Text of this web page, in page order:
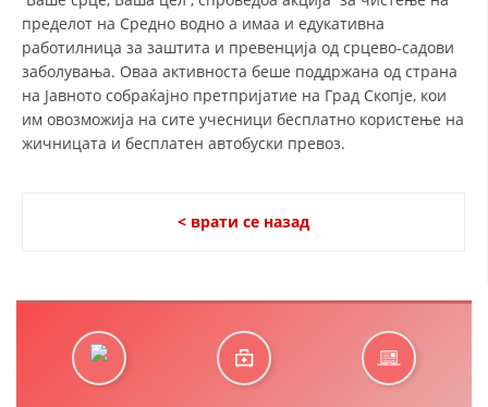
пределот на Средно водно а имаа и едукативна
работилница за заштита и превенција од срцево-садови
заболувања. Оваа активноста беше поддржана од страна
на Јавното собраќајно претпријатие на Град Скопје, кои
им овозможија на сите учесници бесплатно користење на
жичницата и бесплатен автобуски превоз.
< врати се назад